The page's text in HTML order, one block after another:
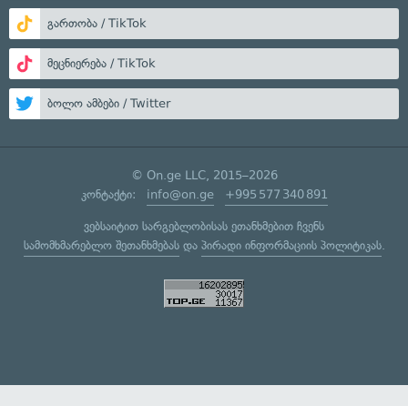
გართობა / TikTok
მეცნიერება / TikTok
ბოლო ამბები / Twitter
© On.ge LLC, 2015–2026
კონტაქტი: info@on.ge +995 577 340 891
ვებსაიტით სარგებლობისას ეთანხმებით ჩვენს
სამომხმარებლო შეთანხმებასდა პირადი ინფორმაციის პოლიტიკას.